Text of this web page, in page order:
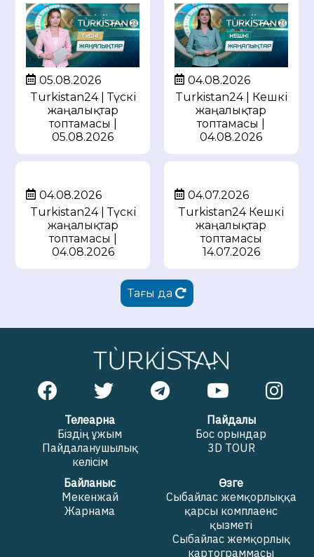
05.08.2026
Turkistan24 | Түскі
жаңалықтар
топтамасы |
05.08.2026
04.08.2026
Turkistan24 | Кешкі
жаңалықтар
топтамасы |
04.08.2026
04.08.2026
Turkistan24 | Түскі
жаңалықтар
топтамасы |
04.08.2026
04.07.2026
Turkistan24 Кешкі
жаңалықтар
топтамасы
14.07.2026
Тағы да
Телеарна
Біздің ұжым
Пайдаланушылық
келісім
Пайдалы
Бос орындар
3D TOUR
Байланыс
Мекенжай
Жарнама
Өзге
Сыбайлас жемқорлыққа
қарсы комплаенс
қызметі
Сыбайлас жемқорлық
картограммасы